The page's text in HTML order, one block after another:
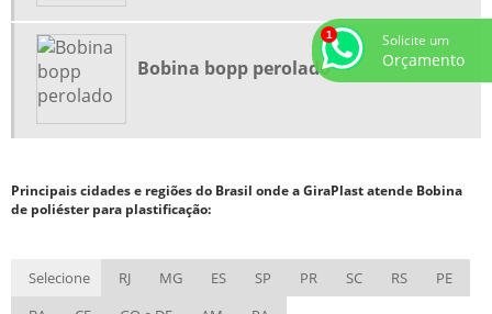
SACOLA DE PAPEL PERSONALIZADA PARA LOJA
SACOLA KRAFT COM ALÇA DE CORDÃO
SACOLA PLASTICA ALÇA CAMISETA
SACOLA PLASTICA CINZA
SACOLAS OXIBIODEGRADÁVEIS
Bobina bopp perolado
Principais cidades e regiões do Brasil onde a GiraPlast atende Bobina
de poliéster para plastificação:
Selecione RJ MG ES SP PR SC RS
PE
Solicite um
Orçamento